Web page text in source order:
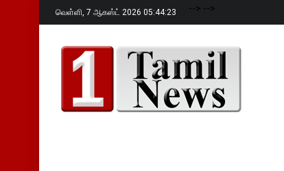
வெள்ளி, 7 ஆகஸ்ட் 2026 05:44:24 --> -->